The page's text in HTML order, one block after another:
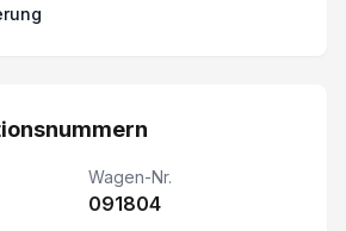
Bremskraftverteilung inkl. BA
Wagen-Nr.
091804